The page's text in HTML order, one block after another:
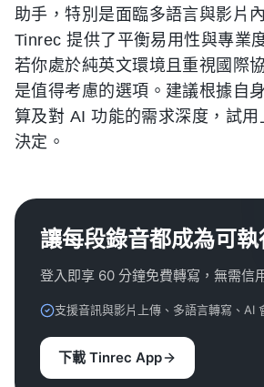
助手，特別是面臨多語言與影片
Tinrec 提供了平衡易用性與專業
若你處於純英文環境且重視國際
是值得考慮的選項。建議根據自
算及對 AI 功能的需求深度，試用
決定。
讓每段錄音都成為可
登入即享 60 分鐘免費轉寫，無需信
支援音訊與影片上傳、多語言轉寫、AI
下載 Tinrec App